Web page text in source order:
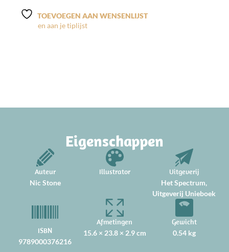
TOEVOEGEN AAN WENSENLIJST
Eigenschappen
Auteur
Nic Stone
Illustrator Uitgeverij
Het Spectrum,
Uitgeverij Unieboek
ISBN
9789000376216
Afmetingen
15.6 × 23.8 × 2.9 cm
Gewicht
0.54 kg